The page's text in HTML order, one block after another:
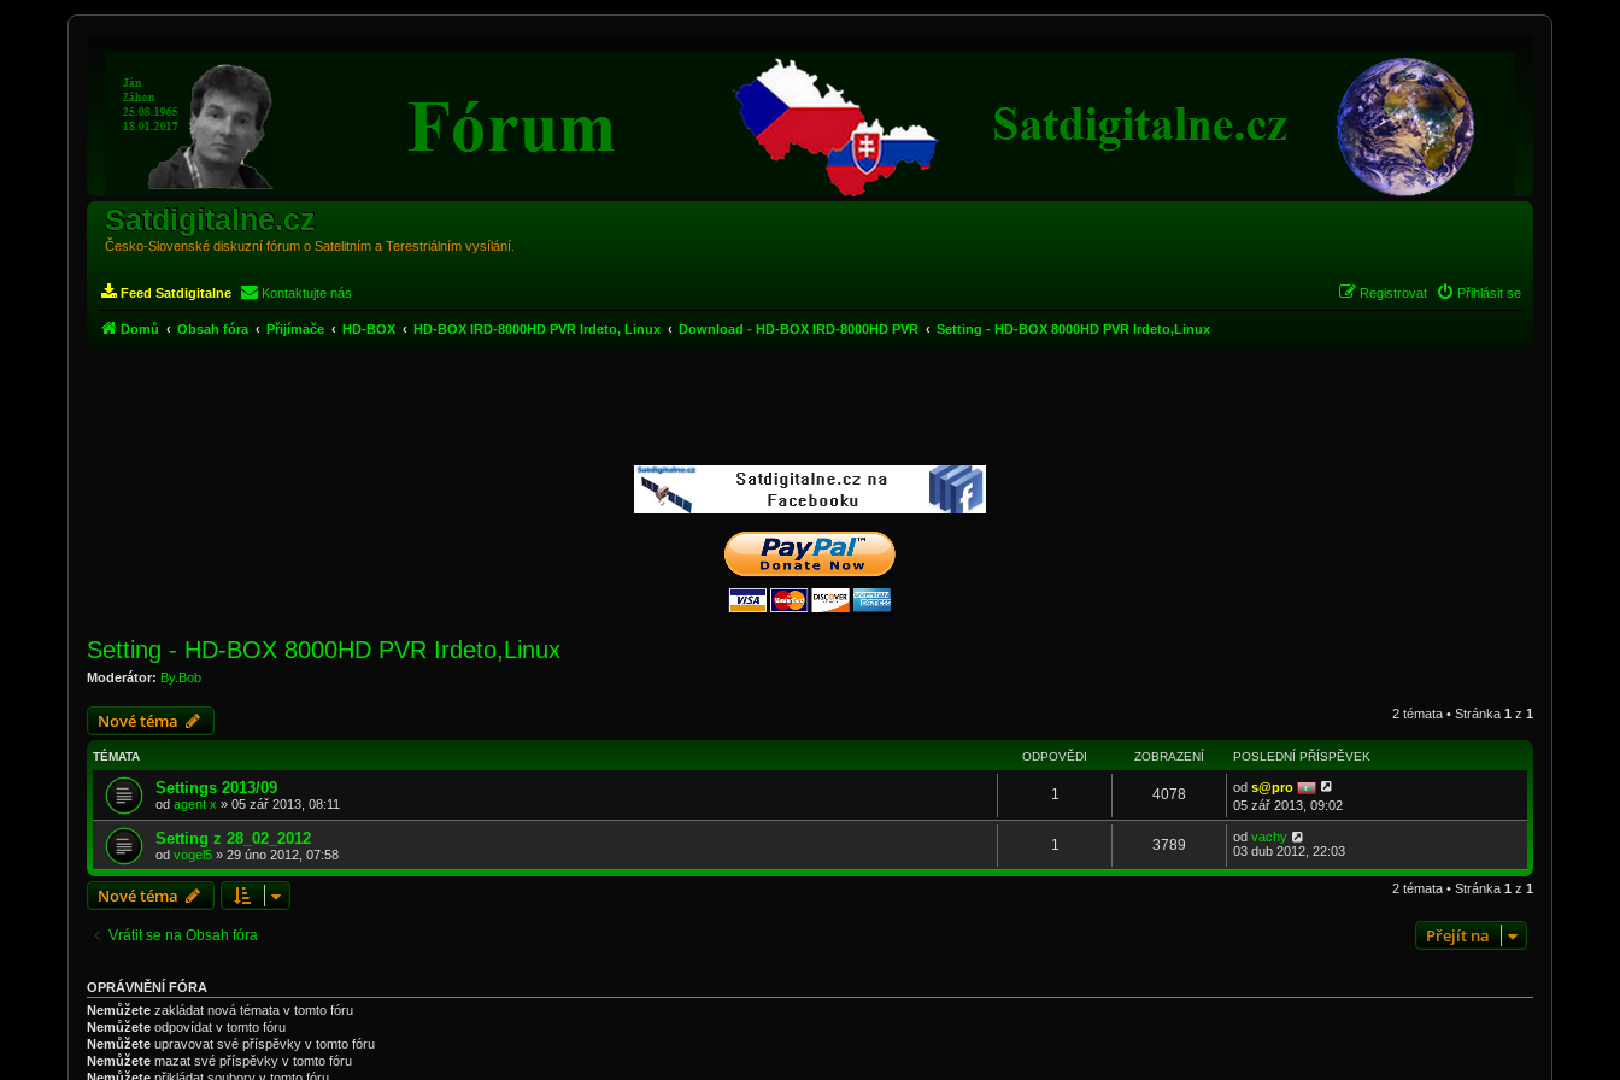
Satdigitalne.cz
Česko-Slovenské diskuzní fórum o Satelitním a Terestriálním vysílání.
Feed Satdigitalne Kontaktujte nás Přihlásit se
Registrovat
Domů Obsah fóra Přijímače HD-BOX HD-BOX IRD-8000HD PVR Irdeto, Linux Download - HD-BOX IRD-8000HD PVR Setting - HD-BOX 8000HD PVR Irdeto,Linux
Setting - HD-BOX 8000HD PVR Irdeto,Linux
Moderátor: By.Bob
Nové téma 2 témata • Stránka 1 z 1
TÉMATA ODPOVĚDI ZOBRAZENÍ POSLEDNÍ PŘÍSPĚVEK
Settings 2013/09
od agent x » 05 zář 2013, 08:11
1 4078 od s@pro
05 zář 2013, 09:02
Setting z 28_02_2012
od vogel5 » 29 úno 2012, 07:58
1 3789 od vachy
03 dub 2012, 22:03
Nové téma 2 témata • Stránka 1 z 1
Vrátit se na Obsah fóra Přejít na
OPRÁVNĚNÍ FÓRA
Nemůžete zakládat nová témata v tomto fóru
Nemůžete odpovídat v tomto fóru
Nemůžete upravovat své příspěvky v tomto fóru
Nemůžete mazat své příspěvky v tomto fóru
Nemůžete přikládat soubory v tomto fóru